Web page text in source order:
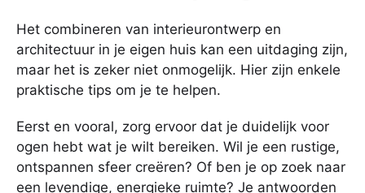
Het combineren van interieurontwerp en
architectuur in je eigen huis kan een uitdaging zijn,
maar het is zeker niet onmogelijk. Hier zijn enkele
praktische tips om je te helpen.
Eerst en vooral, zorg ervoor dat je duidelijk voor
ogen hebt wat je wilt bereiken. Wil je een rustige,
ontspannen sfeer creëren? Of ben je op zoek naar
een levendige, energieke ruimte? Je antwoorden